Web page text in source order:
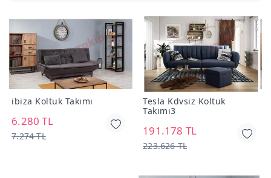
ibiza Koltuk Takımı
6.280 TL
7.274 TL
Tesla Kdvsiz Koltuk
Takımı3
191.178 TL
223.626 TL